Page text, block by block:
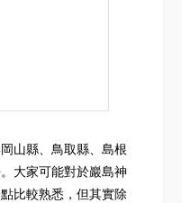
山縣、鳥取縣、島根
大家可能對於巖島神
比較熟悉，但其實除